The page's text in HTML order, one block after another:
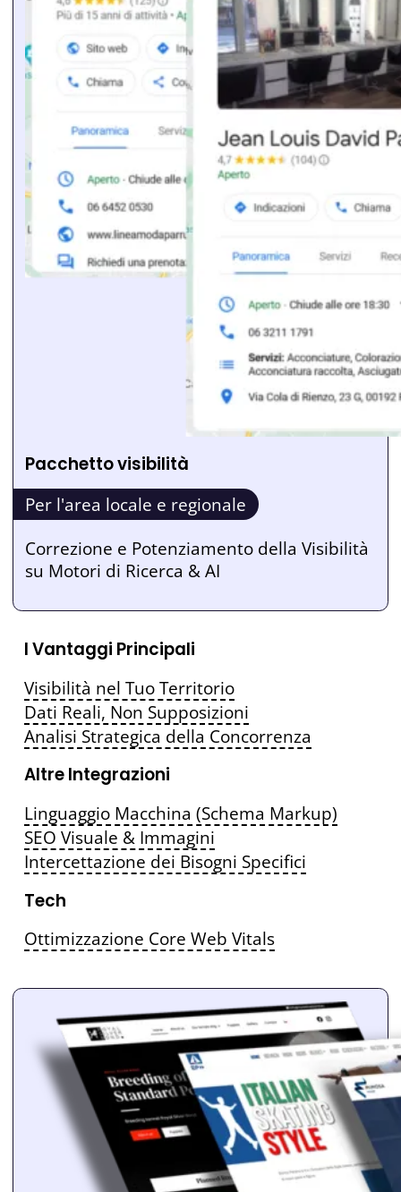
Pacchetto visibilità
Per l'area locale e regionale
Correzione e Potenziamento della Visibilità
su Motori di Ricerca & AI
I Vantaggi Principali
Visibilità nel Tuo Territorio
Dati Reali, Non Supposizioni
Analisi Strategica della Concorrenza
Altre Integrazioni
Linguaggio Macchina (Schema Markup)
SEO Visuale & Immagini
Intercettazione dei Bisogni Specifici
Tech
Ottimizzazione Core Web Vitals